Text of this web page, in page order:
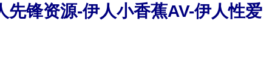
锋资源-伊人小香蕉AV-伊人性爱